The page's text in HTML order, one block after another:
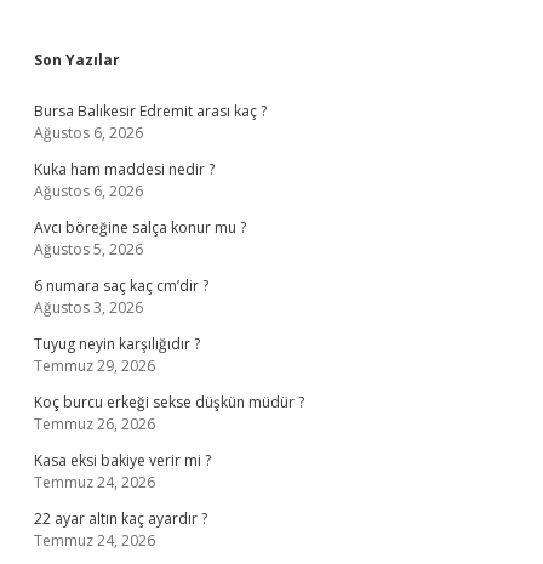
Sidebar
Son Yazılar
Bursa Balıkesir Edremit arası kaç ?
Ağustos 6, 2026
Kuka ham maddesi nedir ?
Ağustos 6, 2026
Avcı böreğine salça konur mu ?
Ağustos 5, 2026
6 numara saç kaç cm’dir ?
Ağustos 3, 2026
Tuyug neyin karşılığıdır ?
Temmuz 29, 2026
Koç burcu erkeği sekse düşkün müdür ?
Temmuz 26, 2026
Kasa eksi bakiye verir mi ?
Temmuz 24, 2026
22 ayar altın kaç ayardır ?
Temmuz 24, 2026